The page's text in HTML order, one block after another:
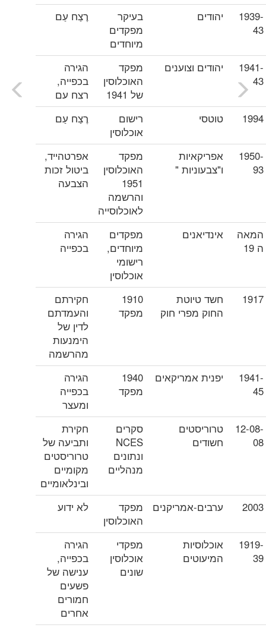
1939-
43
יהודים
בעיקר
מפקדים
מיוחדים
רֶצַח עַם
1941-
43
יהודים וצוענים
מפקד
האוכלוסין
של 1941
הגירה
בכפייה,
רצח עם
1994
טוטסי
רישום
אוכלוסין
רֶצַח עַם
1950-
93
אפריקאיות
ו"צבעוניות "
מפקד
האוכלוסין
1951
והרשמה
לאוכלוסייה
אפרטהייד,
ביטול זכות
הצבעה
המאה
ה 19
אינדיאנים
מפקדים
מיוחדים,
רישומי
אוכלוסין
הגירה
בכפייה
1917
חשד טיוטת
החוק מפרי חוק
1910
מפקד
חקירתם
והעמדתם
לדין של
הימנעות
מהרשמה
1941-
45
יפנית אמריקאים
1940
מפקד
הגירה
בכפייה
ומעצר
12-08-
08
טרוריסטים
חשודים
סקרים
NCES
ונתונים
מנהליים
חקירת
ותביעה של
טרוריסטים
מקומיים
ובינלאומיים
2003
ערבים-אמריקנים
מפקד
האוכלוסין
לא ידוע
1919-
39
אוכלוסיות
המיעוטים
מפקדי
אוכלוסין
שונים
הגירה
בכפייה,
ענישה של
פשעים
חמורים
אחרים